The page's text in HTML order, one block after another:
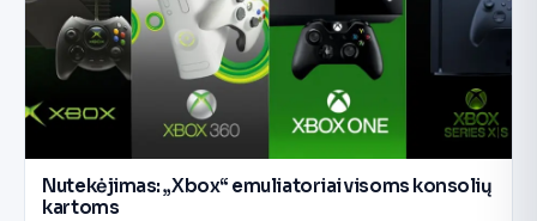
Nutekėjimas: „Xbox“ emuliatoriai visoms konsolių
kartoms